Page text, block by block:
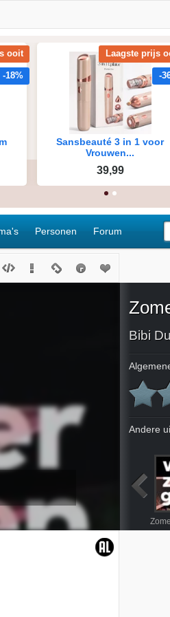
Personen Forum
Bibi
Andere
van Hoytema